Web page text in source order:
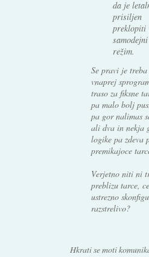
da je
prisiljen
preklopiti
samodejni
režim.
Se pravi je treba
vnaprej
traso za fiksne
pa malo bolj
pa gor nalimas
ali dva in nekja
logike pa zdeva
premikajoce
Verjetno niti ni
preblizu tarce,
ustrezno
razstrelivo?
Hkrati se moti